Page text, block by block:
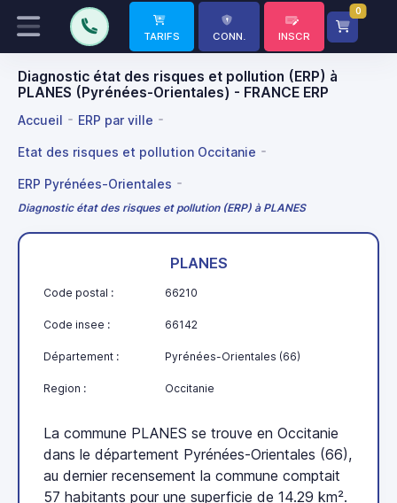
TARIFS CONN. INSCR
0
Diagnostic état des risques et pollution (ERP) à
PLANES (Pyrénées-Orientales) - FRANCE ERP
Accueil ERP par ville
Etat des risques et pollution Occitanie
ERP Pyrénées-Orientales
Diagnostic état des risques et pollution (ERP) à PLANES
PLANES
Code postal : 66210
Code insee : 66142
Département : Pyrénées-Orientales (66)
Region : Occitanie
La commune PLANES se trouve en Occitanie
dans le département Pyrénées-Orientales (66),
au dernier recensement la commune comptait
57 habitants pour une superficie de 14.29 km².